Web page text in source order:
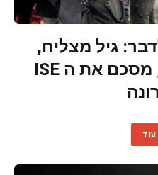
גיל מצליח,
מנכ״ל Novisign, מסכם את ה ISE